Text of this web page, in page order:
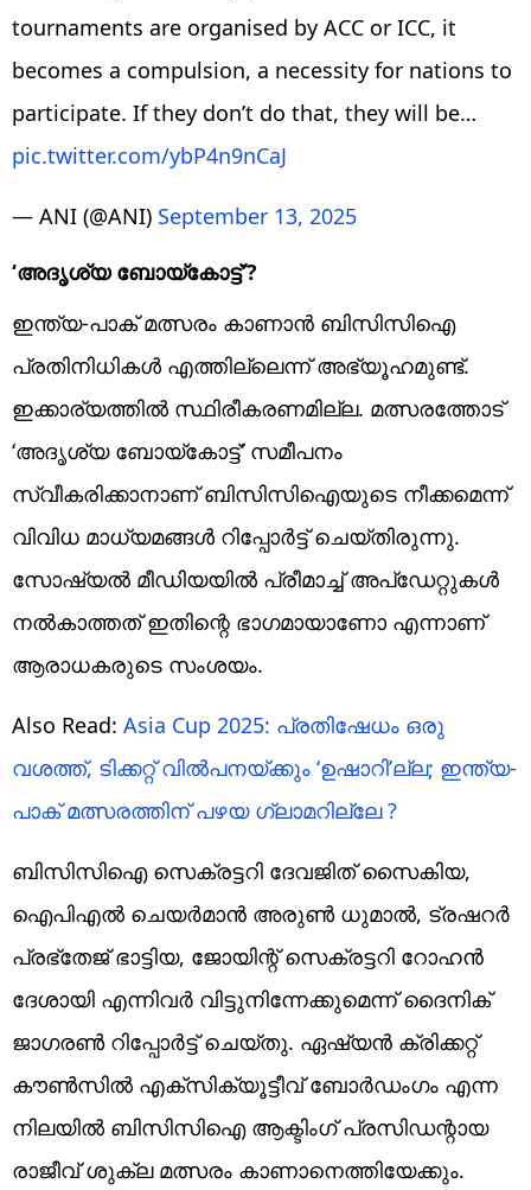
tournaments are organised by ACC or ICC, it
becomes a compulsion, a necessity for nations to
participate. If they don’t do that, they will be…
pic.twitter.com/ybP4n9nCaJ
— ANI (@ANI) September 13, 2025
‘അദൃശ്യ ബോയ്‌കോട്ട്’?
ഇന്ത്യ-പാക് മത്സരം കാണാന്‍ ബിസിസിഐ
പ്രതിനിധികള്‍ എത്തില്ലെന്ന് അഭ്യൂഹമുണ്ട്.
ഇക്കാര്യത്തില്‍ സ്ഥിരീകരണമില്ല. മത്സരത്തോട്
‘അദൃശ്യ ബോയ്‌കോട്ട്’ സമീപനം
സ്വീകരിക്കാനാണ് ബിസിസിഐയുടെ നീക്കമെന്ന്
വിവിധ മാധ്യമങ്ങള്‍ റിപ്പോര്‍ട്ട് ചെയ്തിരുന്നു.
സോഷ്യല്‍ മീഡിയയില്‍ പ്രീമാച്ച് അപ്‌ഡേറ്റുകള്‍
നല്‍കാത്തത് ഇതിന്റെ ഭാഗമായാണോ എന്നാണ്
ആരാധകരുടെ സംശയം.
Also Read: Asia Cup 2025: പ്രതിഷേധം ഒരു
വശത്ത്, ടിക്കറ്റ് വില്‍പനയ്ക്കും ‘ഉഷാറി’ല്ല; ഇന്ത്യ-
പാക് മത്സരത്തിന് പഴയ ഗ്ലാമറില്ലേ ?
ബിസിസിഐ സെക്രട്ടറി ദേവജിത് സൈകിയ,
ഐപിഎൽ ചെയർമാൻ അരുൺ ധുമാൽ, ട്രഷറർ
പ്രഭ്തേജ് ഭാട്ടിയ, ജോയിന്റ് സെക്രട്ടറി റോഹൻ
ദേശായി എന്നിവര്‍ വിട്ടുനിന്നേക്കുമെന്ന് ദൈനിക്
ജാഗരണ്‍ റിപ്പോര്‍ട്ട് ചെയ്തു. ഏഷ്യന്‍ ക്രിക്കറ്റ്
കൗണ്‍സില്‍ എക്‌സിക്യൂട്ടീവ് ബോര്‍ഡംഗം എന്ന
നിലയില്‍ ബിസിസിഐ ആക്ടിംഗ് പ്രസിഡന്റായ
രാജീവ് ശുക്ല മത്സരം കാണാനെത്തിയേക്കും.